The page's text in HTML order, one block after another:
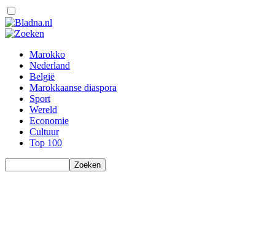
Marokko
Nederland
België
Marokkaanse diaspora
Sport
Wereld
Economie
Cultuur
Top 100